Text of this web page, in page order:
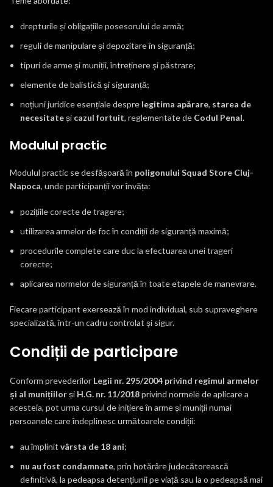
drepturile și obligațiile posesorului de armă;
reguli de manipulare și depozitare în siguranță;
tipuri de arme și muniții, întreținere și păstrare;
elemente de balistică și siguranță;
noțiuni juridice esențiale despre legitima apărare, starea de
necesitateși cazul fortuit, reglementate de Codul Penal.
Modulul practic
Modulul practic se desfășoară în poligonului Squad Store Cluj-
Napoca, unde participanții vor învăța:
pozițiile corecte de tragere;
utilizarea armelor de foc în condiții de siguranță maximă;
procedurile complete care duc la efectuarea unei trageri
corecte;
aplicarea normelor de siguranță în toate etapele de manevrare.
Fiecare participant exersează în mod individual, sub supraveghere
specializată, într-un cadru controlat și sigur.
Condiții de participare
Conform prevederilor Legii nr. 295/2004 privind regimul armelor
și al munițiilorși H.G. nr. 11/2018privind normele de aplicare a
acesteia, pot urma cursul de inițiere în arme și muniții numai
persoanele care îndeplinesc următoarele condiții:
au împlinit vârsta de 18 ani;
nu au fost condamnate, prin hotărâre judecătorească
definitivă, la pedeapsa detențiunii pe viață sau la o pedeapsă mai